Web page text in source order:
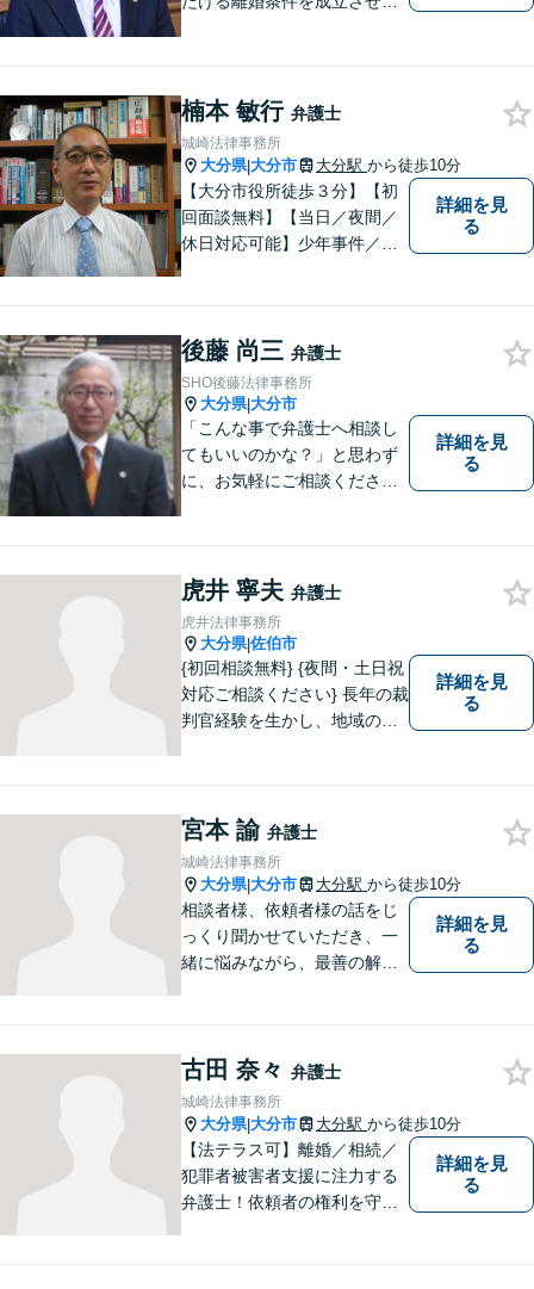
ます。【大分県に3拠点ある地
域密着型の事務所】【初回相
談無料】
楠本 敏行 弁護士
城崎法律事務所
大分県|大分市 大分駅 から徒歩10分
【大分市役所徒歩３分】【初
回面談無料】【当日／夜間／
休日対応可能】少年事件／家
ービスを受けられるべく、社
会正義の実現のために最善を
尽くします。
詳細を見
る
後藤 尚三 弁護士
SHO後藤法律事務所
大分県|大分市
「こんな事で弁護士へ相談し
てもいいのかな？」と思わず
に、お気軽にご相談くださ
詳細を見
る
虎井 寧夫 弁護士
虎井法律事務所
大分県|佐伯市
{初回相談無料} {夜間・土日祝
対応ご相談ください} 長年の裁
判官経験を生かし、地域の皆
詳細を見
る
宮本 諭 弁護士
城崎法律事務所
大分県|大分市 大分駅 から徒歩10分
相談者様、依頼者様の話をじ
っくり聞かせていただき、一
緒に悩みながら、最善の解決
詳細を見
る
古田 奈々 弁護士
城崎法律事務所
大分県|大分市 大分駅 から徒歩10分
【法テラス可】離婚／相続／
犯罪者被害者支援に注力する
弁護士！依頼者の権利を守
詳細を見
る